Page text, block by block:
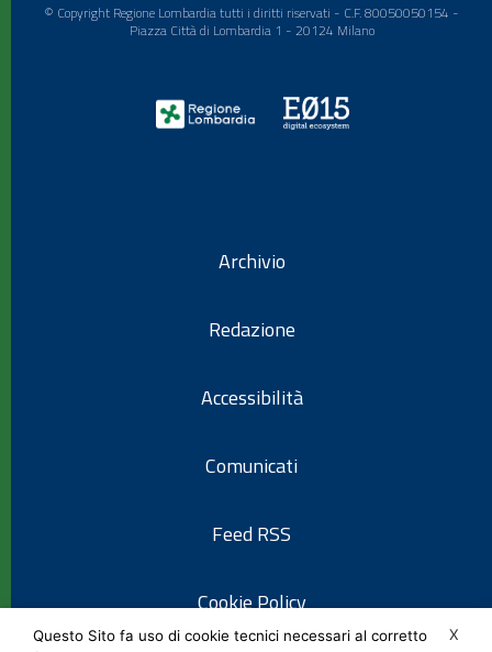
© Copyright Regione Lombardia tutti i diritti riservati - C.F. 80050050154 -
Piazza Città di Lombardia 1 - 20124 Milano
Archivio
Redazione
Accessibilità
Comunicati
Feed RSS
Cookie Policy
X
Questo Sito fa uso di cookie tecnici necessari al corretto